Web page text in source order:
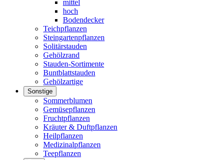
mittel
hoch
Bodendecker
Teichpflanzen
Steingartenpflanzen
Solitärstauden
Gehölzrand
Stauden-Sortimente
Buntblattstauden
Gehölzartige
Sonstige
Sommerblumen
Gemüsepflanzen
Fruchtpflanzen
Kräuter & Duftpflanzen
Heilpflanzen
Medizinalpflanzen
Teepflanzen